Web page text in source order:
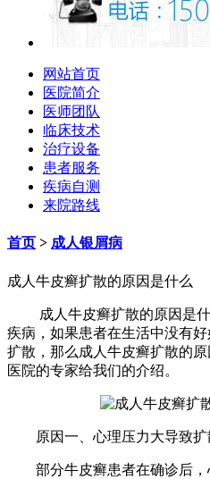
网站首页
医院简介
医师团队
临床技术
治疗设备
患者服务
疾病自测
来院路线
首页 > 成人银屑病
成人牛皮癣扩散的原因是什么
成人牛皮癣扩散的原因是什
疾病，如果患者在生活中没有
扩散，那么成人牛皮癣扩散的
医院的专家给我们的介绍。
原因一、心理压力大导致扩
部分牛皮癣患者在确诊后，